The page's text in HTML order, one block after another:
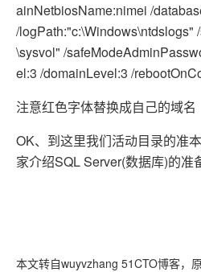
ainNetbiosName:nimei /
/logPath:"c:\Windows\ntdslogs"
\sysvol" /
el:3 /domainLevel:3 /
注意红色字体替换成自己的域名
OK、到这里我们活动目录的准
家介绍SQL Server(数据库)的准
本文转自wuyvzhang 51CTO博客，